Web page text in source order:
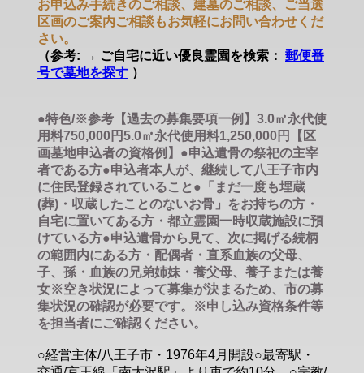
お申込み手続きのご相談、建墓のご相談、ご当選
区画のご案内ご相談もお気軽にお問い合わせくだ
さい。
（参考: → ご自宅に近い優良霊園を検索： 郵便番
号で墓地を探す ）
●特色/※参考【過去の募集要項一例】3.0㎡永代使
用料750,000円5.0㎡永代使用料1,250,000円【区
画墓地申込者の資格例】●申込遺骨の祭祀の主宰
者である方●申込者本人が、継続して八王子市内
に住民登録されていること●「まだ一度も埋蔵
(葬)・収蔵したことのないお骨」をお持ちの方・
自宅に置いてある方・都立霊園一時収蔵施設に預
けている方●申込遺骨から見て、次に掲げる続柄
の範囲内にある方・配偶者・直系血族の父母、
子、孫・血族の兄弟姉妹・養父母、養子または養
女※空き状況によって募集が決まるため、市の募
集状況の確認が必要です。※申し込み資格条件等
を担当者にご確認ください。
○経営主体/八王子市・1976年4月開設○最寄駅・